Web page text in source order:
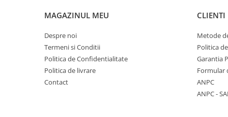
Senzatii/Thriller
Teens Book Club
MAGAZINUL MEU
Despre noi
Termeni si Conditii
Politica de Confidentialitate
Politica de livrare
Contact
CLIENTI
Metode
Politica
Garantia
Formular
ANPC
ANPC -